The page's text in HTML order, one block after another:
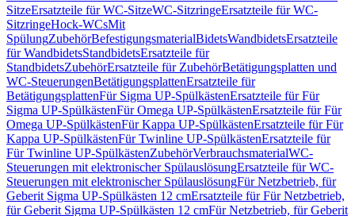
SitzeErsatzteile für WC-SitzeWC-SitzringeErsatzteile für WC-
SitzringeHock-WCsMit
SpülungZubehörBefestigungsmaterialBidetsWandbidetsErsatzteile
für WandbidetsStandbidetsErsatzteile für
StandbidetsZubehörErsatzteile für ZubehörBetätigungsplatten und
WC-SteuerungenBetätigungsplattenErsatzteile für
BetätigungsplattenFür Sigma UP-SpülkästenErsatzteile für Für
Sigma UP-SpülkästenFür Omega UP-SpülkästenErsatzteile für Für
Omega UP-SpülkästenFür Kappa UP-SpülkästenErsatzteile für Für
Kappa UP-SpülkästenFür Twinline UP-SpülkästenErsatzteile für
Für Twinline UP-SpülkästenZubehörVerbrauchsmaterialWC-
Steuerungen mit elektronischer SpülauslösungErsatzteile für WC-
Steuerungen mit elektronischer SpülauslösungFür Netzbetrieb, für
Geberit Sigma UP-Spülkästen 12 cmErsatzteile für Für Netzbetrieb,
für Geberit Sigma UP-Spülkästen 12 cmFür Netzbetrieb, für Geberit